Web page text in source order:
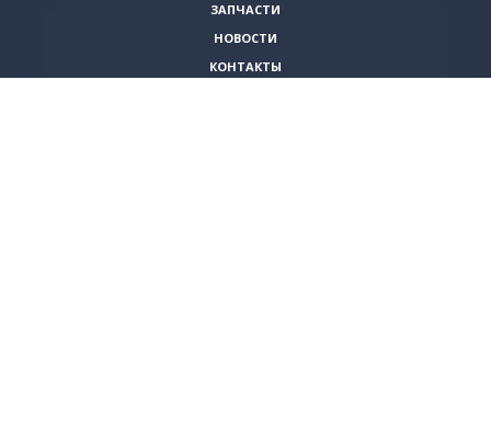
ЗАПЧАСТИ
НОВОСТИ
КОНТАКТЫ